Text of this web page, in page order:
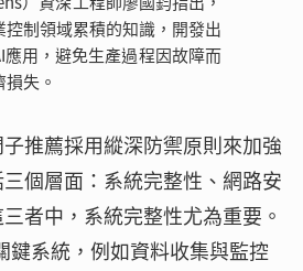
控制領域累積的知識，開發出
用，避免生產過程因故障而
失。
推薦採用縱深防禦原則來加強
個層面：系統完整性、網路安
者中，系統完整性尤為重要。
鍵系統，例如資料收集與監控